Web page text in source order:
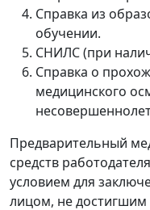
Справка из
обучении.
СНИЛС (при
Справка о
медицинского
Предварительный
средств
условием для
лицом, не достигшим